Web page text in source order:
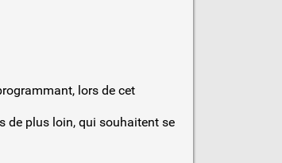
lors de cet
de plus loin, qui souhaitent se